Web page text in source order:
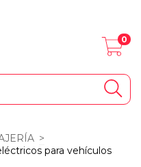
0
>
para vehículos